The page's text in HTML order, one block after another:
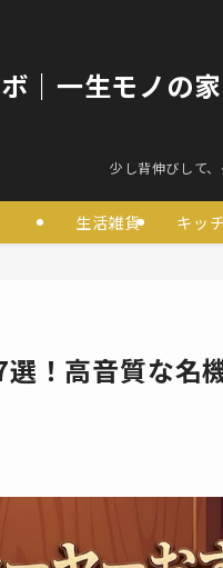
｜一生モノの
少し背伸びして
生活雑貨 キッ
！高音質な名